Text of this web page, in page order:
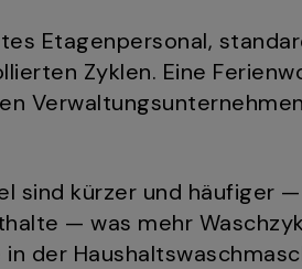
Etagenpersonal,
Zyklen. Eine
sind kürzer und häufiger
— was mehr
der